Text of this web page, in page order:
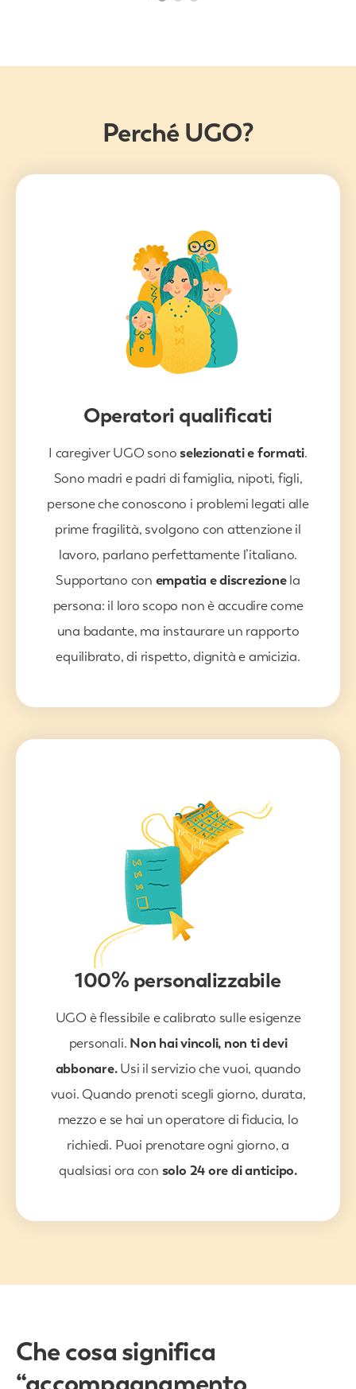
Perché UGO?
Operatori qualificati
I caregiver UGO sonoselezionati e formati.
Sono madri e padri di famiglia, nipoti, figli,
persone che conoscono i problemi legati alle
prime fragilità, svolgono con attenzione il
lavoro, parlano perfettamente l’italiano.
Supportano con empatia e discrezionela
persona: il loro scopo non è accudire come
una badante, ma instaurare un rapporto
equilibrato, di rispetto, dignità e amicizia.
100% personalizzabile
UGO è flessibile e calibrato sulle esigenze
personali. Non hai vincoli, non ti devi
abbonare.Usi il servizio che vuoi, quando
vuoi. Quando prenoti scegli giorno, durata,
mezzo e se hai un operatore di fiducia, lo
richiedi. Puoi prenotare ogni giorno, a
qualsiasi ora con solo 24 ore di anticipo.
Che cosa significa